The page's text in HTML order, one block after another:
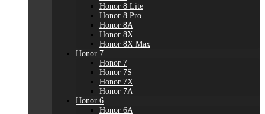
Honor 8 Lite
Honor 8 Pro
Honor 8A
Honor 8X
Honor 8X Max
Honor 7
Honor 7
Honor 7S
Honor 7X
Honor 7A
Honor 6
Honor 6A